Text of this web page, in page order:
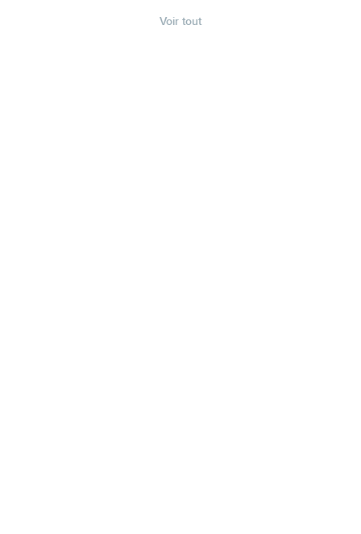
Voir tout